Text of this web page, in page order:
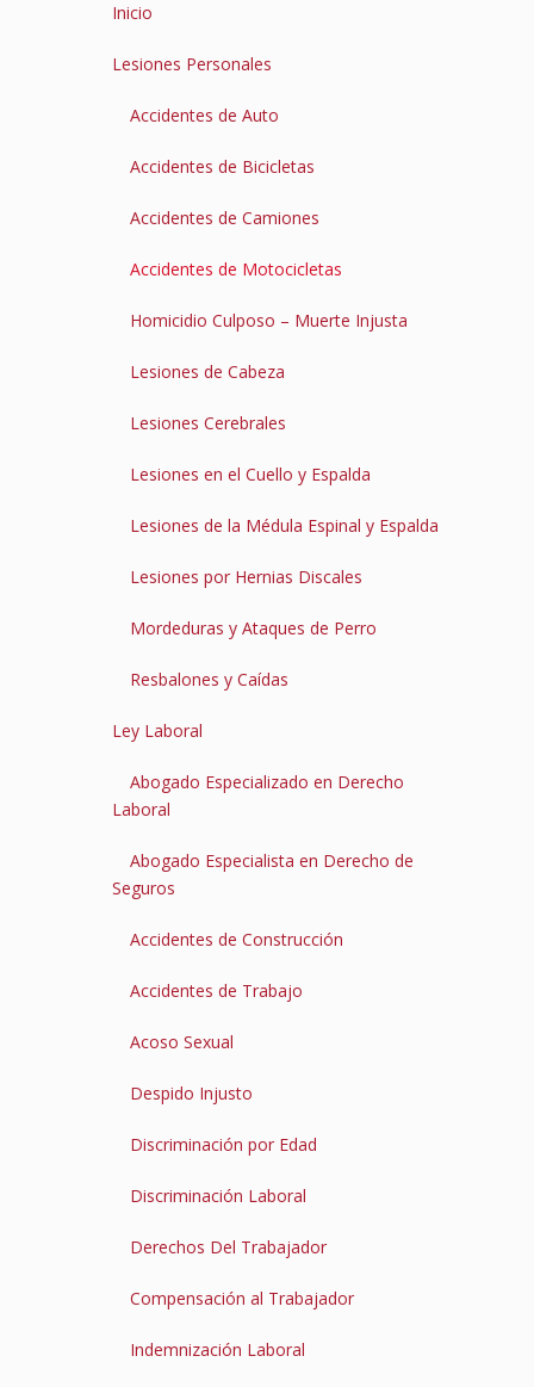
Inicio
Lesiones Personales
Accidentes de Auto
Accidentes de Bicicletas
Accidentes de Camiones
Accidentes de Motocicletas
Homicidio Culposo – Muerte Injusta
Lesiones de Cabeza
Lesiones Cerebrales
Lesiones en el Cuello y Espalda
Lesiones de la Médula Espinal y Espalda
Lesiones por Hernias Discales
Mordeduras y Ataques de Perro
Resbalones y Caídas
Ley Laboral
Abogado Especializado en Derecho
Laboral
Abogado Especialista en Derecho de
Seguros
Accidentes de Construcción
Accidentes de Trabajo
Acoso Sexual
Despido Injusto
Discriminación por Edad
Discriminación Laboral
Derechos Del Trabajador
Compensación al Trabajador
Indemnización Laboral